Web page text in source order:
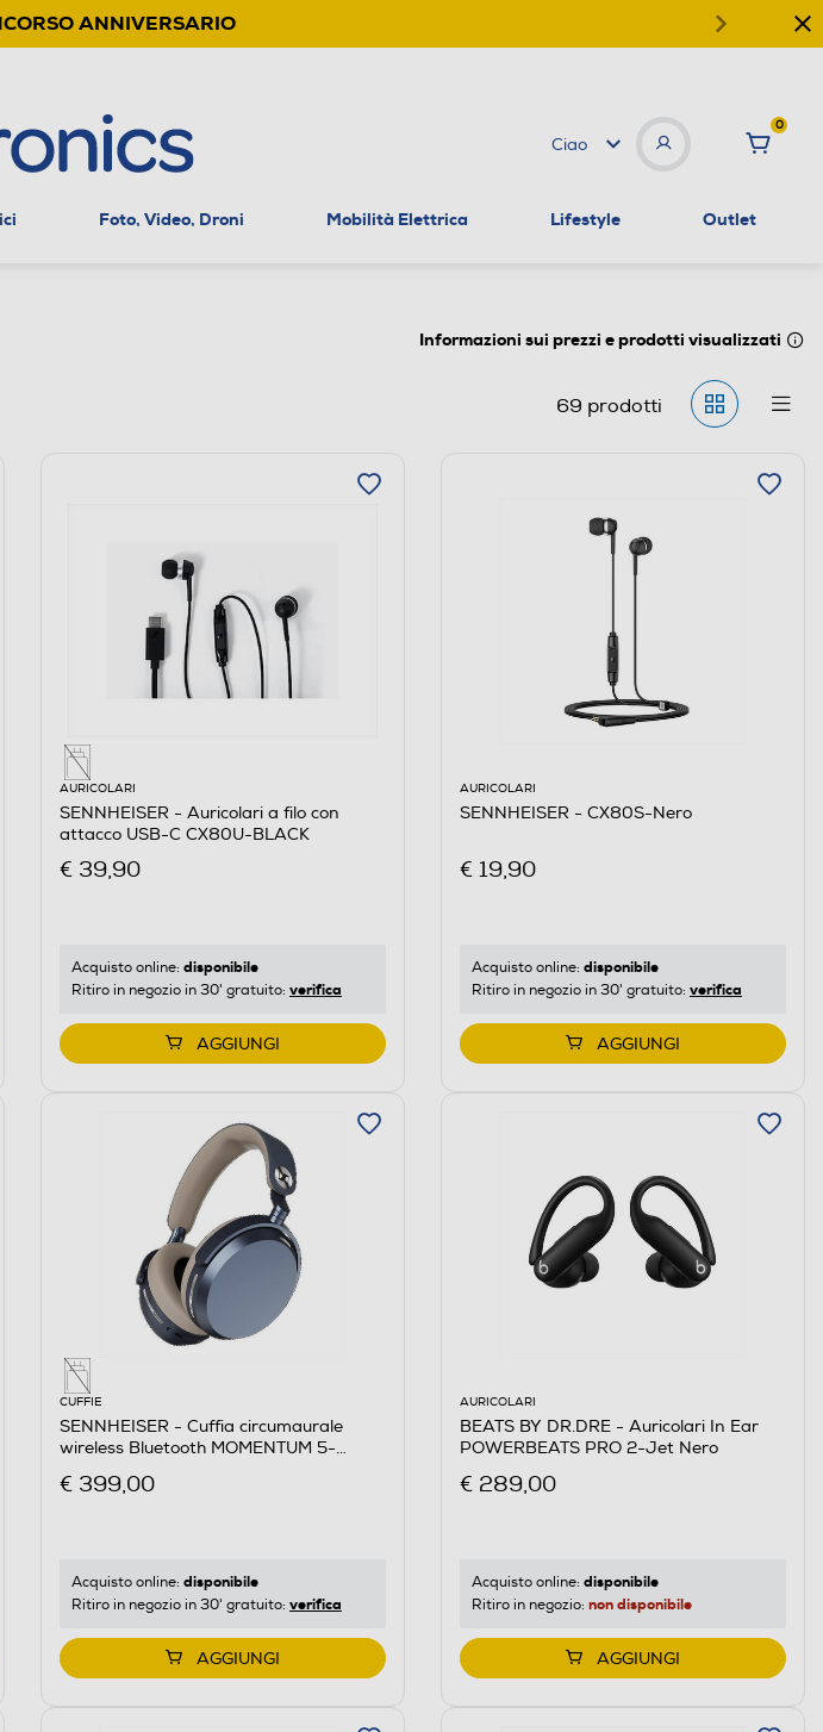
ANNIVERSARIO
Ciao
0
Foto, Video, Droni Mobilità Elettrica Lifestyle Outlet
Informazioni sui prezzi e prodotti visualizzati
69 prodotti
AURICOLARI
SENNHEISER - Auricolari a filo con
attacco USB-C CX80U-BLACK
€ 39,90
Acquisto online: disponibile
Ritiro in negozio in 30' gratuito: verifica
AGGIUNGI
AURICOLARI
SENNHEISER - CX80S-Nero
€ 19,90
Acquisto online: disponibile
Ritiro in negozio in 30' gratuito: verifica
AGGIUNGI
CUFFIE
SENNHEISER - Cuffia circumaurale
wireless Bluetooth MOMENTUM 5-
€ 399,00
Acquisto online: disponibile
Ritiro in negozio in 30' gratuito: verifica
AGGIUNGI
AURICOLARI
BEATS BY DR.DRE - Auricolari In Ear
POWERBEATS PRO 2-Jet Nero
€ 289,00
Acquisto online: disponibile
Ritiro in negozio: non disponibile
AGGIUNGI